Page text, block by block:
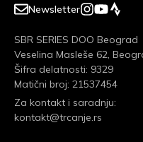
Newsletter
SBR SERIES DOO Beograd
Veselina Masleše 62,
Šifra delatnosti: 9329
Matični broj: 21537454
Za kontakt i saradnju:
kontakt@trcanje.rs